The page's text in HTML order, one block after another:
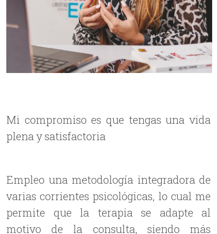
Mi compromiso es que tengas una vida
plena y satisfactoria
Empleo una metodología integradora de
varias corrientes psicológicas, lo cual me
permite que la terapia se adapte al
motivo de la consulta, siendo más